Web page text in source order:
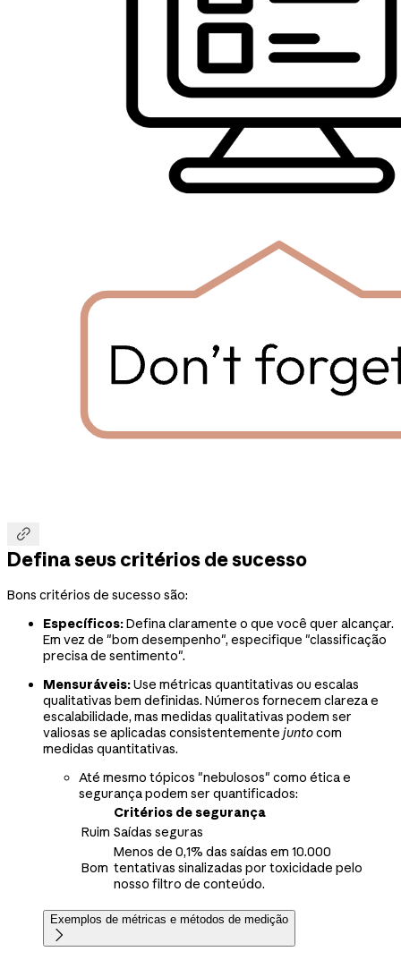

Defina seus critérios de sucesso
Bons critérios de sucesso são:
Específicos:Defina claramente o que você quer alcançar.
Em vez de "bom desempenho", especifique "classificação
precisa de sentimento".
Mensuráveis:Use métricas quantitativas ou escalas
qualitativas bem definidas. Números fornecem clareza e
escalabilidade, mas medidas qualitativas podem ser
valiosas se aplicadas consistentemente juntocom
medidas quantitativas.
Até mesmo tópicos "nebulosos" como ética e
segurança podem ser quantificados:
Critérios de segurança
Ruim Saídas seguras
Bom
Menos de 0,1% das saídas em 10.000
tentativas sinalizadas por toxicidade pelo
nosso filtro de conteúdo.
Exemplos de métricas e métodos de medição
